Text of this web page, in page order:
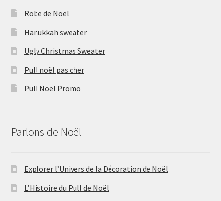
Robe de Noël
Hanukkah sweater
Ugly Christmas Sweater
Pull noël pas cher
Pull Noël Promo
Parlons de Noël
Explorer l’Univers de la Décoration de Noël
L’Histoire du Pull de Noël